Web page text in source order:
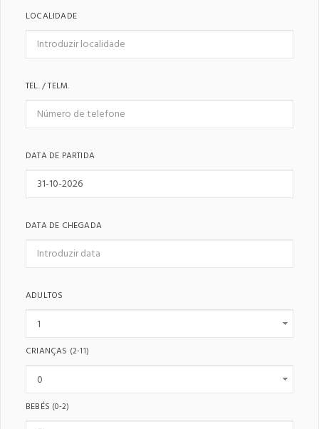
LOCALIDADE
TEL. / TELM.
DATA DE PARTIDA
DATA DE CHEGADA
ADULTOS
CRIANÇAS (2-11)
BEBÉS (0-2)